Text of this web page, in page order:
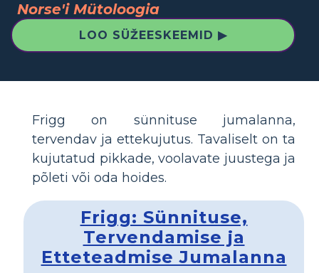
Norse'i Mütoloogia
LOO SÜŽEESKEEMID ▶
Frigg on sünnituse jumalanna,
tervendav ja ettekujutus. Tavaliselt on ta
kujutatud pikkade, voolavate juustega ja
põleti või oda hoides.
Frigg: Sünnituse,
Tervendamise ja
Etteteadmise Jumalanna